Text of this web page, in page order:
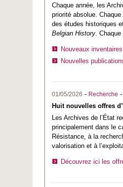
Chaque année, les
priorité absolue.
des études historiques
Belgian History.
Nouveaux
Nouvelles
01/05/2026 - Recherche -
Huit nouvelles offres
Les Archives de l’État
principalement dans le
Résistance, à la
valorisation et à
Découvrez ici les